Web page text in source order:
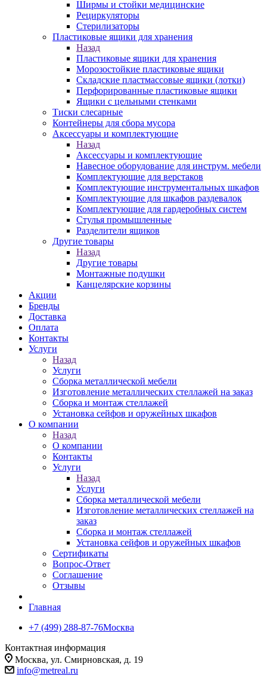
Ширмы и стойки медицинские
Рециркуляторы
Стерилизаторы
Пластиковые ящики для хранения
Назад
Пластиковые ящики для хранения
Морозостойкие пластиковые ящики
Складские пластмассовые ящики (лотки)
Перфорированные пластиковые ящики
Ящики с цельными стенками
Тиски слесарные
Контейнеры для сбора мусора
Аксессуары и комплектующие
Назад
Аксессуары и комплектующие
Навесное оборудование для инструм. мебели
Комплектующие для верстаков
Комплектующие инструментальных шкафов
Комплектующие для шкафов раздевалок
Комплектующие для гардеробных систем
Стулья промышленные
Разделители ящиков
Другие товары
Назад
Другие товары
Монтажные подушки
Канцелярские корзины
Акции
Бренды
Доставка
Оплата
Контакты
Услуги
Назад
Услуги
Сборка металлической мебели
Изготовление металлических стеллажей на заказ
Сборка и монтаж стеллажей
Установка сейфов и оружейных шкафов
О компании
Назад
О компании
Контакты
Услуги
Назад
Услуги
Сборка металлической мебели
Изготовление металлических стеллажей на
заказ
Сборка и монтаж стеллажей
Установка сейфов и оружейных шкафов
Сертификаты
Вопрос-Ответ
Соглашение
Отзывы
Главная
+7 (499) 288-87-76Москва
Контактная информация
Москва, ул. Смирновская, д. 19
info@metreal.ru